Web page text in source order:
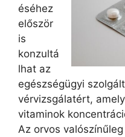
éséhez
először
is
konzultá
lhat az
egészségügyi
vérvizsgálatért,
vitaminok
Az orvos